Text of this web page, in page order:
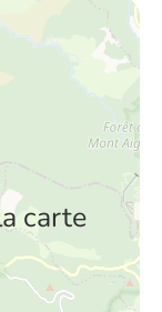
carte